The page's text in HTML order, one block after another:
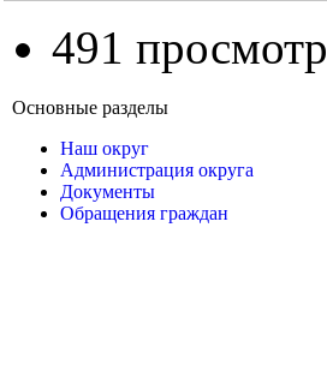
491 просмотр
Основные разделы
Наш округ
Администрация округа
Документы
Обращения граждан